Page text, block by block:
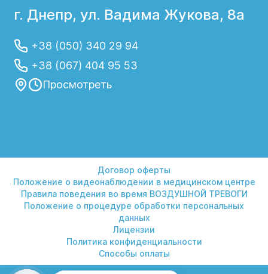
г. Днепр, ул. Вадима Жукова, 8а
+38 (050) 340 29 94
+38 (067) 404 95 53
Просмотреть
Договор оферты
Положение о видеонаблюдении в медицинском центре
Правила поведения во время ВОЗДУШНОЙ ТРЕВОГИ
Положение о процедуре обработки персональных
данных
Лицензии
Политика конфиденциальности
Способы оплаты